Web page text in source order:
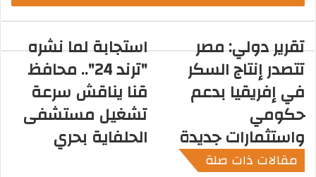
ب
ر
د
ك
ل
إ
ك
ر
تقرير دولي: مصر
تتصدر إنتاج السكر
في إفريقيا بدعم
حكومي
واستثمارات جديدة
استجابة لما نشره
"ترند 24".. محافظ
قنا يناقش سرعة
تشغيل مستشفى
الحلفاية بحري
مقالات ذات صلة